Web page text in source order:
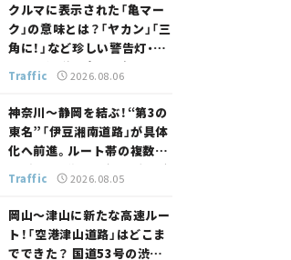
クルマに表示された「亀マー
ク」の意味とは？「ヤカン」「三
角に！」など珍しい警告灯・表
示灯を解説。 意外と便利なマ
ークも【クルマの知識】
Traffic 2026.08.06
神奈川～静岡を結ぶ！“第3の
東名”「伊豆湘南道路」が具体
化へ前進。ルート帯の複数案
検討へ。熱海まで信号ゼロが
実現？ 【いま気になる道路計
画】
Traffic 2026.08.05
岡山～津山に新たな高速ルー
ト！「空港津山道路」はどこま
でできた？ 国道53号の渋滞